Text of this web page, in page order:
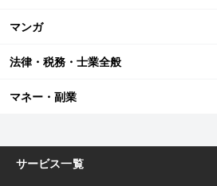
マンガ
法律・税務・士業全般
マネー・副業